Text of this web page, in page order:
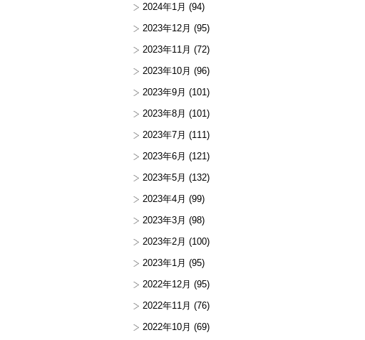
2024年1月 (94)
2023年12月 (95)
2023年11月 (72)
2023年10月 (96)
2023年9月 (101)
2023年8月 (101)
2023年7月 (111)
2023年6月 (121)
2023年5月 (132)
2023年4月 (99)
2023年3月 (98)
2023年2月 (100)
2023年1月 (95)
2022年12月 (95)
2022年11月 (76)
2022年10月 (69)